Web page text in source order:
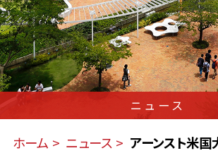
ニュース
ホーム ニュース
アーンスト米国